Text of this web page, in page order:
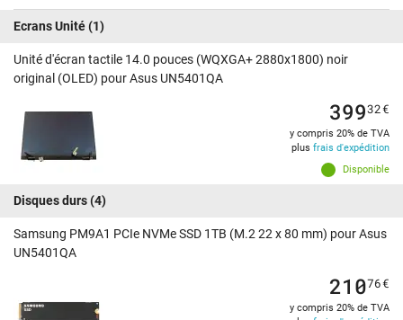
Ecrans Unité(1)
Unité d'écran tactile 14.0 pouces (WQXGA+ 2880x1800) noir
original (OLED) pour Asus UN5401QA
Disponible
39932€
y compris 20% de TVA
plus frais d'expédition
Disques durs(4)
Samsung PM9A1 PCIe NVMe SSD 1TB (M.2 22 x 80 mm) pour Asus
UN5401QA
21076€
y compris 20% de TVA